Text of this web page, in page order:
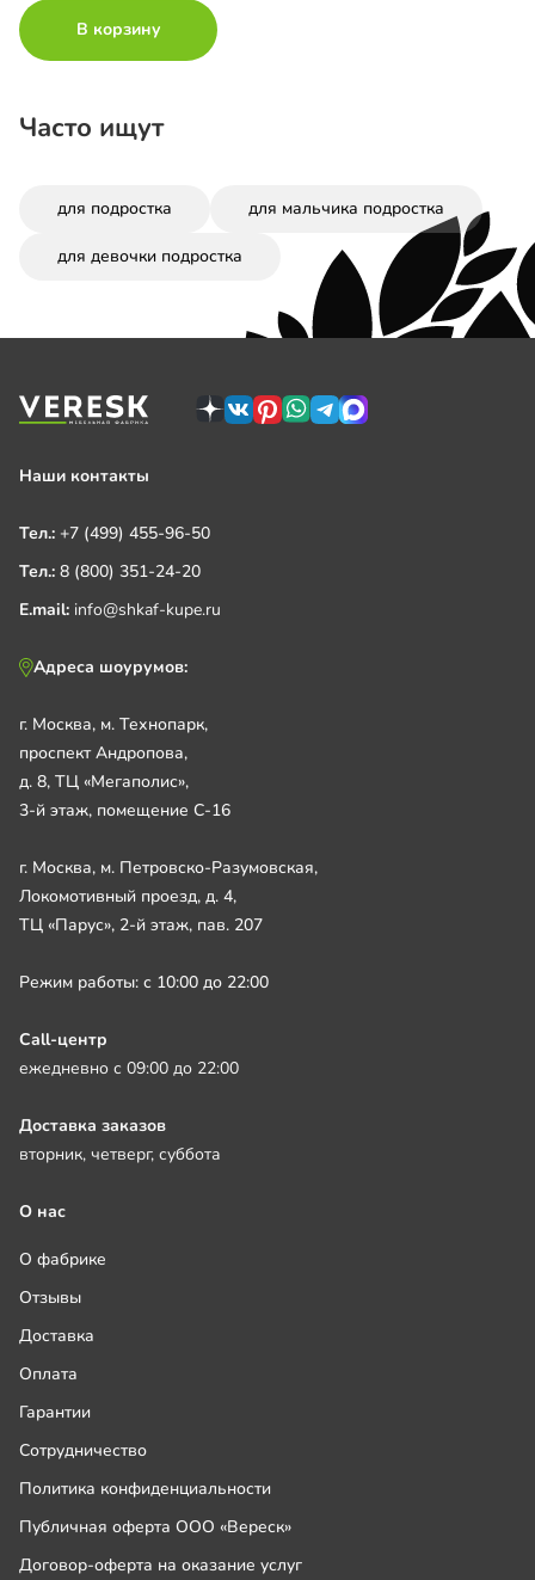
В корзину
Часто ищут
для подростка для мальчика подростка
для девочки подростка
Наши контакты
Тел.: +7 (499) 455-96-50
Тел.: 8 (800) 351-24-20
E.mail: info@shkaf-kupe.ru
Адреса шоурумов:
г. Москва, м. Технопарк,
проспект Андропова,
д. 8, ТЦ «Мегаполис»,
3-й этаж, помещение С-16
г. Москва, м. Петровско-Разумовская,
Локомотивный проезд, д. 4,
ТЦ «Парус», 2-й этаж, пав. 207
Режим работы: с 10:00 до 22:00
Call-центр
ежедневно с 09:00 до 22:00
Доставка заказов
вторник, четверг, суббота
О нас
О фабрике
Отзывы
Доставка
Оплата
Гарантии
Сотрудничество
Политика конфиденциальности
Публичная оферта ООО «Вереск»
Договор-оферта на оказание услуг